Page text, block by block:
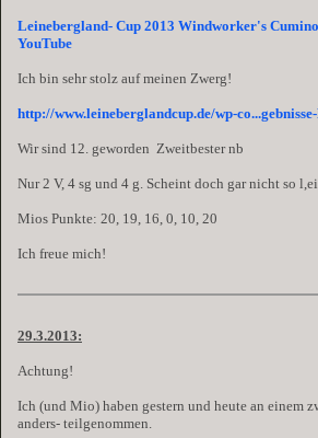
Leinebergland- Cup 2013 Windworker's
YouTube
Ich bin sehr stolz auf meinen Zwerg!
http://www.leineberglandcup.de/wp-
Wir sind 12. geworden Zweitbester nb
Nur 2 V, 4 sg und 4 g. Scheint doch gar nicht so
Mios Punkte: 20, 19, 16, 0, 10, 20
Ich freue mich!
29.3.2013:
Achtung!
Ich (und Mio) haben gestern und heute an einem
anders- teilgenommen.